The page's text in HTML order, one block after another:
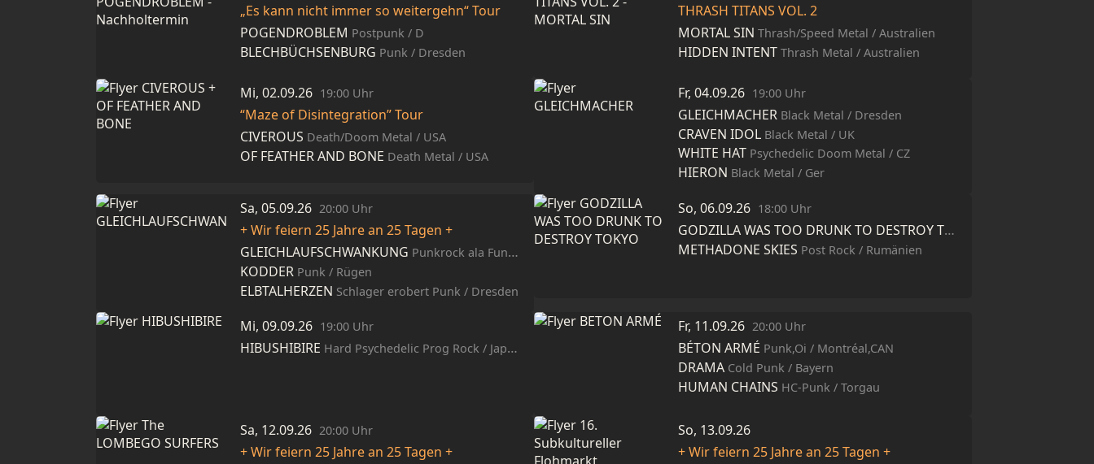
„Es kann nicht immer so weitergehn“ Tour
POGENDROBLEM Postpunk / D
BLECHBÜCHSENBURG Punk / Dresden
THRASH TITANS VOL. 2
MORTAL SIN Thrash/Speed Metal / Australien
HIDDEN INTENT Thrash Metal / Australien
Mi, 02.09.26 19:00 Uhr
“Maze of Disintegration” Tour
CIVEROUS Death/Doom Metal / USA
OF FEATHER AND BONE Death Metal / USA
Fr, 04.09.26 19:00 Uhr
GLEICHMACHER Black Metal / Dresden
CRAVEN IDOL Black Metal / UK
WHITE HAT Psychedelic Doom Metal / CZ
HIERON Black Metal / Ger
Sa, 05.09.26 20:00 Uhr
+ Wir feiern 25 Jahre an 25 Tagen +
GLEICHLAUFSCHWANKUNG Punkrock ala Fun / Torgau
KODDER Punk / Rügen
ELBTALHERZEN Schlager erobert Punk / Dresden
So, 06.09.26 18:00 Uhr
GODZILLA WAS TOO DRUNK TO DESTROY TOKYO
METHADONE SKIES Post Rock / Rumänien
Mi, 09.09.26 19:00 Uhr
HIBUSHIBIRE Hard Psychedelic Prog Rock / Japan
Fr, 11.09.26 20:00 Uhr
BÉTON ARMÉ Punk,Oi / Montréal,CAN
DRAMA Cold Punk / Bayern
HUMAN CHAINS HC-Punk / Torgau
Sa, 12.09.26 20:00 Uhr
+ Wir feiern 25 Jahre an 25 Tagen +
So, 13.09.26
+ Wir feiern 25 Jahre an 25 Tagen +